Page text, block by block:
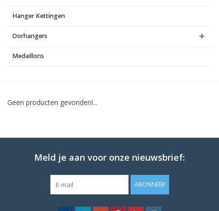
Hanger Kettingen
Oorhangers
Medaillons
Geen producten gevonden!...
Meld je aan voor onze nieuwsbrief:
ABONNEER